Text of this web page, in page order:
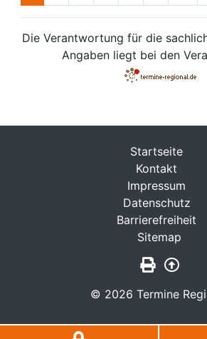
Die Verantwortung für die
Angaben liegt bei den
© 2026 Termine
Startseite
Kontakt
Impressum
Datenschutz
Barrierefreiheit
Sitemap
Seite